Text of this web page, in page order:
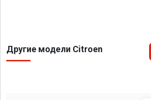
Другие модели Citroen